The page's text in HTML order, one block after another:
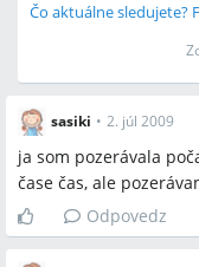
Čo aktuálne sledujete?
sasiki • 2. júl 2009
ja som pozerávala
čase čas, ale
Odpovedz